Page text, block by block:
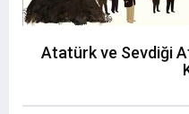
Atatürk ve Sevdiği